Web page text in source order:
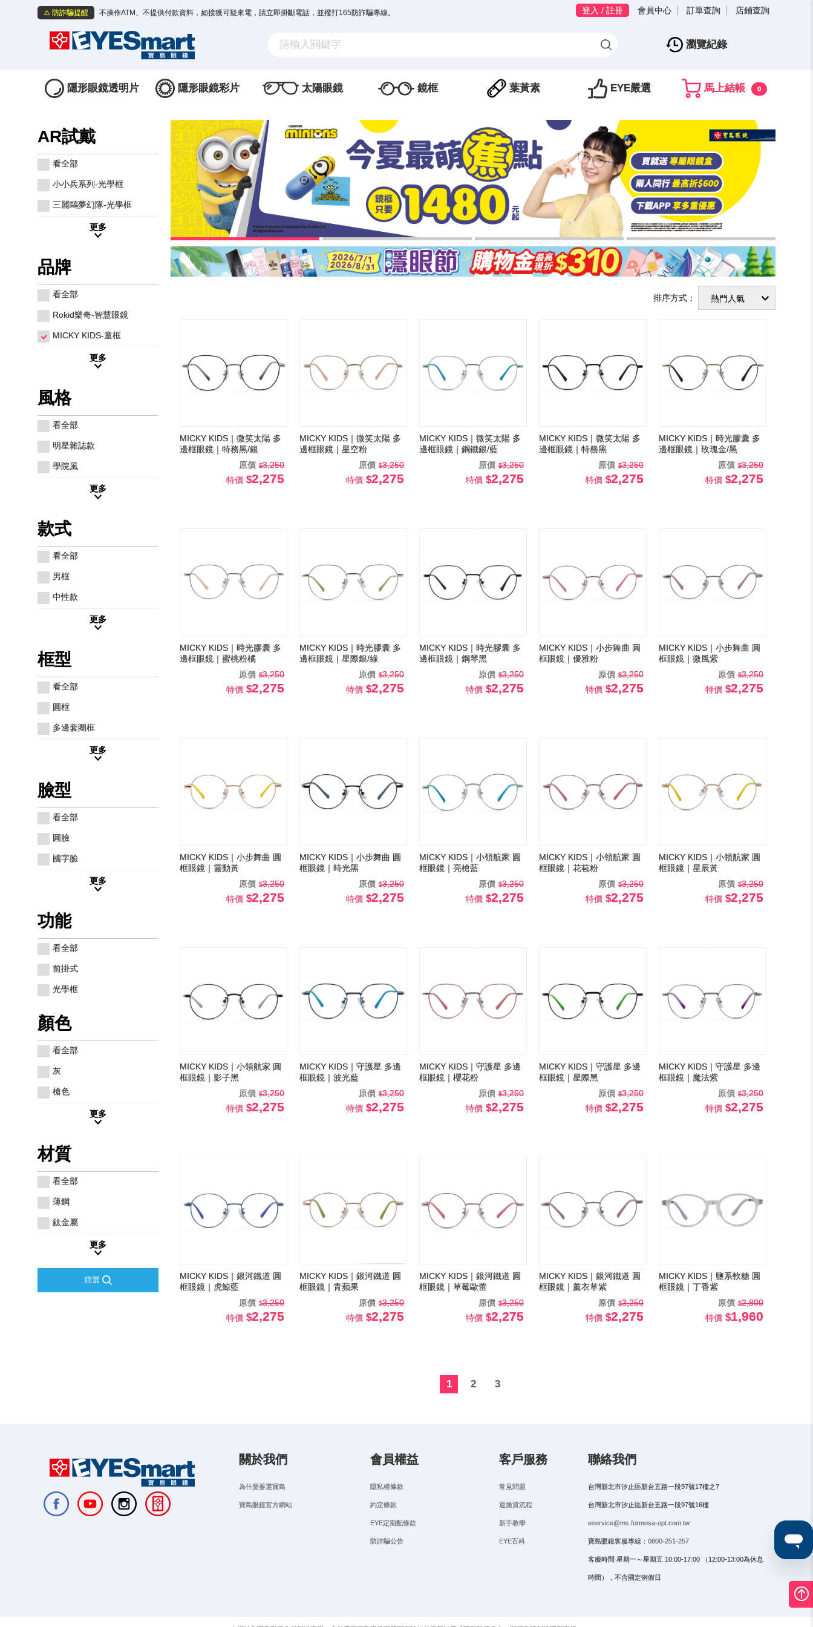
⚠️ 防詐騙提醒 不操作ATM、不提供付款資料，如接獲可疑來電，請立即掛斷電話，並撥打165防詐騙專線。 登入 / 註冊 會員中心 訂單查詢 店鋪查詢
瀏覽紀錄
隱形眼鏡透明片 隱形眼鏡彩片 太陽眼鏡 鏡框 葉黃素 EYE嚴選 馬上結帳 0
AR試戴
看全部
小小兵系列-光學框
三麗鷗夢幻隊-光學框
更多
品牌
看全部
Rokid樂奇-智慧眼鏡
MICKY KIDS-童框
更多
風格
看全部
明星雜誌款
學院風
更多
款式
看全部
男框
中性款
更多
框型
看全部
圓框
多邊套圈框
更多
臉型
看全部
圓臉
國字臉
更多
功能
看全部
前掛式
光學框
顏色
看全部
灰
槍色
更多
材質
看全部
薄鋼
鈦金屬
更多
篩選
排序方式：
MICKY KIDS｜微笑太陽 多
邊框眼鏡｜特務黑/銀
原價
3,250
特價
2,275
MICKY KIDS｜微笑太陽 多
邊框眼鏡｜星空粉
原價
3,250
特價
2,275
MICKY KIDS｜微笑太陽 多
邊框眼鏡｜鋼鐵銀/藍
原價
3,250
特價
2,275
MICKY KIDS｜微笑太陽 多
邊框眼鏡｜特務黑
原價
3,250
特價
2,275
MICKY KIDS｜時光膠囊 多
邊框眼鏡｜玫瑰金/黑
原價
3,250
特價
2,275
MICKY KIDS｜時光膠囊 多
邊框眼鏡｜蜜桃粉橘
原價
3,250
特價
2,275
MICKY KIDS｜時光膠囊 多
邊框眼鏡｜星際銀/綠
原價
3,250
特價
2,275
MICKY KIDS｜時光膠囊 多
邊框眼鏡｜鋼琴黑
原價
3,250
特價
2,275
MICKY KIDS｜小步舞曲 圓
框眼鏡｜優雅粉
原價
3,250
特價
2,275
MICKY KIDS｜小步舞曲 圓
框眼鏡｜微風紫
原價
3,250
特價
2,275
MICKY KIDS｜小步舞曲 圓
框眼鏡｜靈動黃
原價
3,250
特價
2,275
MICKY KIDS｜小步舞曲 圓
框眼鏡｜時光黑
原價
3,250
特價
2,275
MICKY KIDS｜小領航家 圓
框眼鏡｜亮槍藍
原價
3,250
特價
2,275
MICKY KIDS｜小領航家 圓
框眼鏡｜花苞粉
原價
3,250
特價
2,275
MICKY KIDS｜小領航家 圓
框眼鏡｜星辰黃
原價
3,250
特價
2,275
MICKY KIDS｜小領航家 圓
框眼鏡｜影子黑
原價
3,250
特價
2,275
MICKY KIDS｜守護星 多邊
框眼鏡｜波光藍
原價
3,250
特價
2,275
MICKY KIDS｜守護星 多邊
框眼鏡｜櫻花粉
原價
3,250
特價
2,275
MICKY KIDS｜守護星 多邊
框眼鏡｜星際黑
原價
3,250
特價
2,275
MICKY KIDS｜守護星 多邊
框眼鏡｜魔法紫
原價
3,250
特價
2,275
MICKY KIDS｜銀河鐵道 圓
框眼鏡｜虎鯨藍
原價
3,250
特價
2,275
MICKY KIDS｜銀河鐵道 圓
框眼鏡｜青蘋果
原價
3,250
特價
2,275
MICKY KIDS｜銀河鐵道 圓
框眼鏡｜草莓歐蕾
原價
3,250
特價
2,275
MICKY KIDS｜銀河鐵道 圓
框眼鏡｜薰衣草紫
原價
3,250
特價
2,275
MICKY KIDS｜鹽系軟糖 圓
框眼鏡｜丁香紫
原價
2,800
特價
1,960
1 2 3
關於我們
為什麼要選寶島
寶島眼鏡官方網站
會員權益
隱私權條款
約定條款
EYE定期配條款
防詐騙公告
客戶服務
常見問題
退換貨流程
新手教學
EYE百科
聯絡我們
台灣新北市汐止區新台五路一段97號17樓之7
台灣新北市汐止區新台五路一段97號16樓
eservice@ms.formosa-opt.com.tw
寶島眼鏡客服專線： 0800-251-257
客服時間 星期一～星期五 10:00-17:00 （12:00-13:00為休息
時間），不含國定例假日